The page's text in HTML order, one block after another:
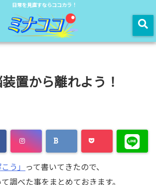
日常を見直すならココカラ！
置から離れよう！
う」
って書いてきたので、
調べた事をまとめておきます。